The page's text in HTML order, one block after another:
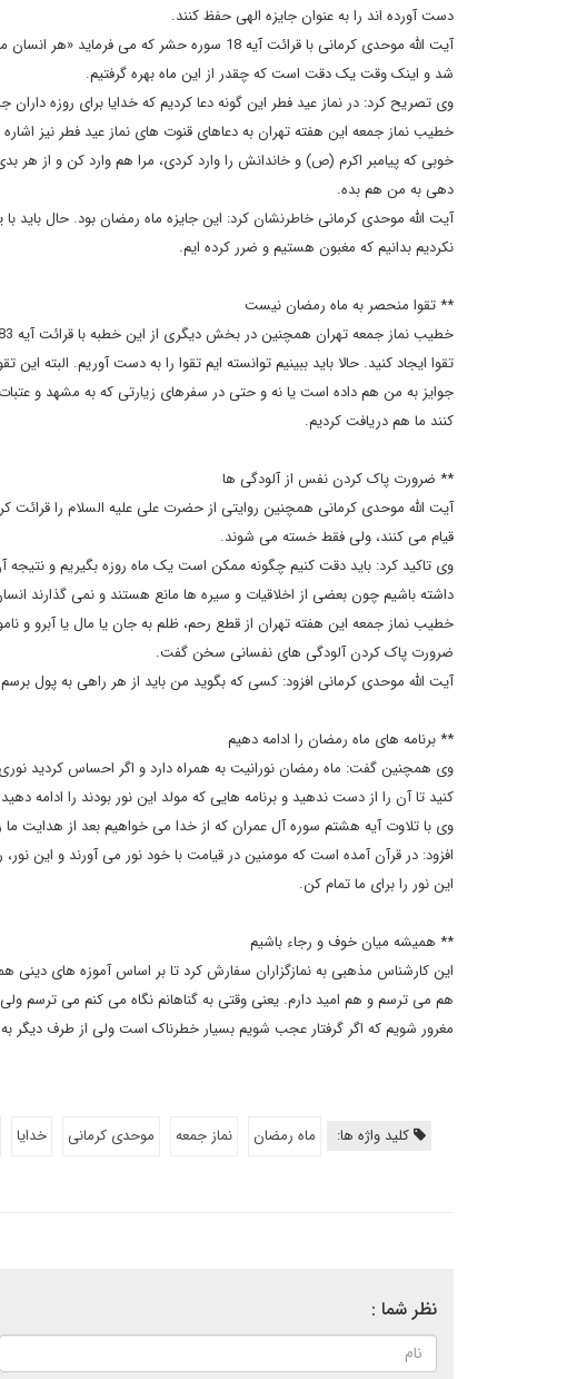
دست آورده اند را به عنوان جایزه الهی حفظ کنند.
آیت الله موحدی کرمانی با قرائت آیه 18 سوره
شد و اینک وقت یک دقت است که چقدر از این ماه بهره گرفتیم.
وی تصریح کرد: در نماز عید فطر این گونه دعا کردیم که خدایا برای روزه داران
خوبی که پیامبر اکرم (ص) و خاندانش را وارد کردی، مرا هم وارد کن و از
دهی به من هم بده.
آیت الله موحدی کرمانی خاطرنشان کرد: این جایزه ماه رمضان بود. حال باید با
نکردیم بدانیم که مغبون هستیم و ضرر کرده ایم.
** تقوا منحصر به ماه رمضان نیست
تقوا ایجاد کنید. حالا باید ببینیم توانسته ایم تقوا را به دست آوریم. البته
جوایز به من هم داده است یا نه و حتی در سفرهای زیارتی که به مشهد و
کنند ما هم دریافت کردیم.
** ضرورت پاک کردن نفس از آلودگی ها
آیت الله موحدی کرمانی همچنین روایتی از حضرت علی علیه السلام را
قیام می کنند، ولی فقط خسته می شوند.
وی تاکید کرد: باید دقت کنیم چگونه ممکن است یک ماه روزه بگیریم و
داشته باشیم چون بعضی از اخلاقیات و سیره ها مانع هستند و نمی گذارند
خطیب نماز جمعه این هفته تهران از قطع رحم، ظلم به جان یا مال یا آبرو و
ضرورت پاک کردن آلودگی های نفسانی سخن گفت.
آیت الله موحدی کرمانی افزود: کسی که بگوید من باید از هر راهی به پول
** برنامه های ماه رمضان را ادامه دهیم
وی همچنین گفت: ماه رمضان نورانیت به همراه دارد و اگر احساس کردید
کنید تا آن را از دست ندهید و برنامه هایی که مولد این نور بودند را ادامه
وی با تلاوت آیه هشتم سوره آل عمران که از خدا می خواهیم بعد از هدایت
افزود: در قرآن آمده است که مومنین در قیامت با خود نور می آورند و این
این نور را برای ما تمام کن.
** همیشه میان خوف و رجاء باشیم
این کارشناس مذهبی به نمازگزاران سفارش کرد تا بر اساس آموزه های دینی
هم می ترسم و هم امید دارم. یعنی وقتی به گناهانم نگاه می کنم می ترسم
مغرور شویم که اگر گرفتار عجب شویم بسیار خطرناک است ولی از طرف دیگر
کلید واژه ها: ماه رمضان نماز جمعه موحدی کرمانی خدایا
نظر شما :